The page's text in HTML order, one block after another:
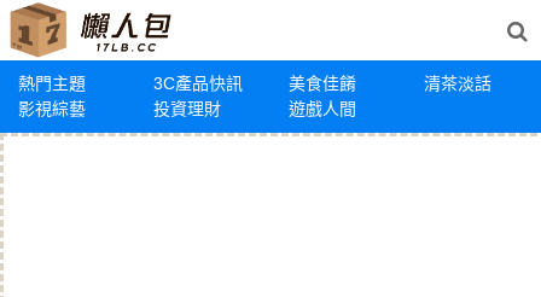
熱門主題 3C產品快訊 美食佳餚
清茶淡話
影視綜藝
投資理財 遊戲人間